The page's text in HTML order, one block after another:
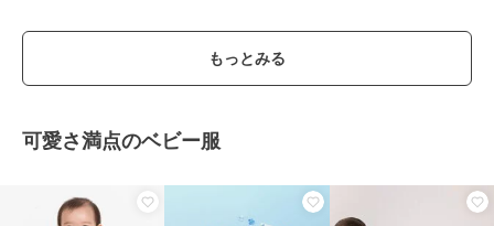
もっとみる
可愛さ満点のベビー服